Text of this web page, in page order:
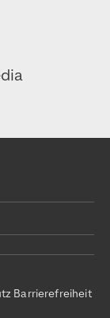
öffnen
öffnen
Barrierefreiheit